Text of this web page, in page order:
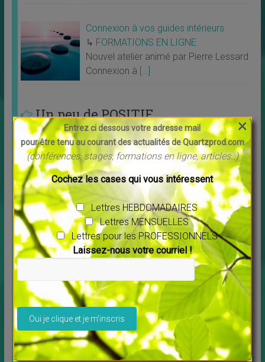
Connexion à vos guides intérieurs
↳ FORMATIONS EN LIGNE
Nouvel atelier animé par Pierre Lessard
Connexion à […]
Un peu de POSITIF
Livres
Profitez de la possibilité de louer ou télécharger les
films. Tous les films vous sont proposés en
[…]
Entrez ci dessous votre adresse mail
pour être tenu au courant des actualités de Quartzprod.com
(conférences, stages, formations en ligne, articles..)
Cochez les cases qui vous intéressent
Lettres HEBDOMADAIRES
Lettres MENSUELLES
Lettres pour les PROFESSIONNELS
Laissez-nous votre courriel !
Veuillez laisser ce champ vide.
×